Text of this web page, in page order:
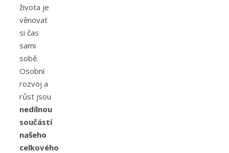
života je
věnovat
si čas
sami
sobě.
Osobní
rozvoj a
růst jsou
nedílnou
součástí
našeho
celkového